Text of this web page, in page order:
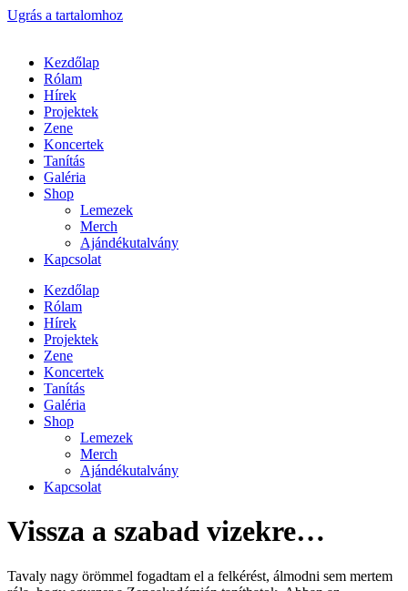
Ugrás a tartalomhoz
Kezdőlap
Rólam
Hírek
Projektek
Zene
Koncertek
Tanítás
Galéria
Shop
Lemezek
Merch
Ajándékutalvány
Kapcsolat
Kezdőlap
Rólam
Hírek
Projektek
Zene
Koncertek
Tanítás
Galéria
Shop
Lemezek
Merch
Ajándékutalvány
Kapcsolat
Vissza a szabad vizekre…
Tavaly nagy örömmel fogadtam el a felkérést, álmodni sem mertem